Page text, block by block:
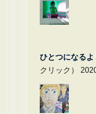
ひとつになる
クリック）